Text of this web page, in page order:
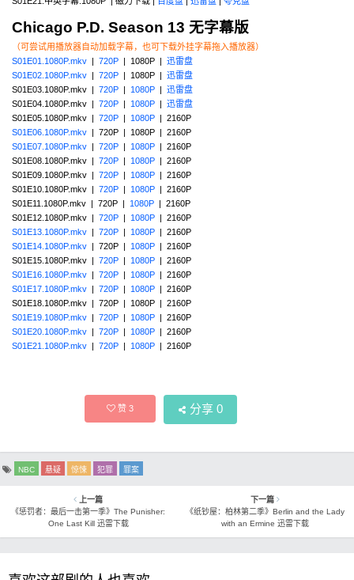
Chicago P.D. Season 13 无字幕版
（可尝试用播放器自动加载字幕，也可下载外挂字幕拖入播放器）
S01E01.1080P.mkv | 720P | 1080P | 迅雷盘
S01E02.1080P.mkv | 720P | 1080P | 迅雷盘
S01E03.1080P.mkv | 720P | 1080P | 迅雷盘
S01E04.1080P.mkv | 720P | 1080P | 迅雷盘
S01E05.1080P.mkv | 720P | 1080P | 2160P
S01E06.1080P.mkv | 720P | 1080P | 2160P
S01E07.1080P.mkv | 720P | 1080P | 2160P
S01E08.1080P.mkv | 720P | 1080P | 2160P
S01E09.1080P.mkv | 720P | 1080P | 2160P
S01E10.1080P.mkv | 720P | 1080P | 2160P
S01E11.1080P.mkv | 720P | 1080P | 2160P
S01E12.1080P.mkv | 720P | 1080P | 2160P
S01E13.1080P.mkv | 720P | 1080P | 2160P
S01E14.1080P.mkv | 720P | 1080P | 2160P
S01E15.1080P.mkv | 720P | 1080P | 2160P
S01E16.1080P.mkv | 720P | 1080P | 2160P
S01E17.1080P.mkv | 720P | 1080P | 2160P
S01E18.1080P.mkv | 720P | 1080P | 2160P
S01E19.1080P.mkv | 720P | 1080P | 2160P
S01E20.1080P.mkv | 720P | 1080P | 2160P
S01E21.1080P.mkv | 720P | 1080P | 2160P
赞3 分享 0
NBC 悬疑 惊悚 犯罪 罪案
上一篇
《惩罚者：最后一击第一季》The Punisher:
One Last Kill 迅雷下载
下一篇
《纸钞屋：柏林第二季》Berlin and the Lady
with an Ermine 迅雷下载